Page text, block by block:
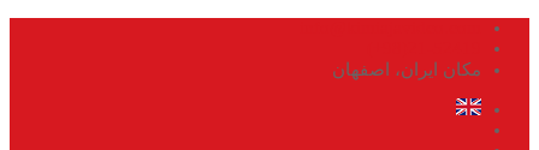
مکان
ایران، اصفهان